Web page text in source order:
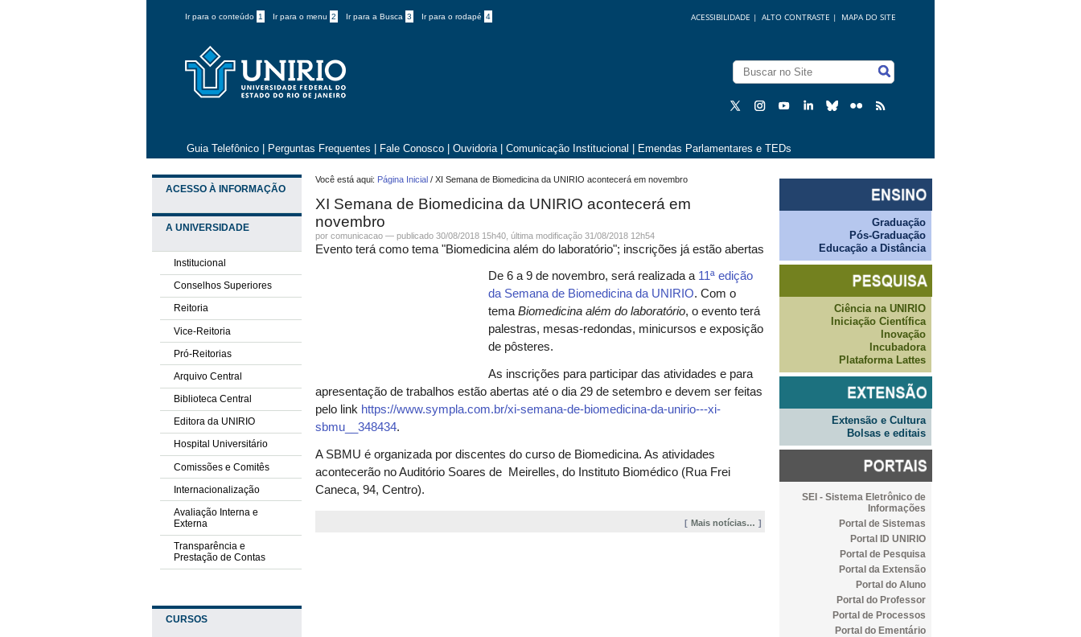
Ir para o conteúdo 1 Ir para o menu 2 Ir para a Busca 3 Ir para o rodapé 4 MAPA DO SITE
ALTO CONTRASTE |
ACESSIBILIDADE |
Guia Telefônico Perguntas Frequentes Fale Conosco Ouvidoria Comunicação Institucional Emendas Parlamentares e TEDs
ACESSO À INFORMAÇÃO
A UNIVERSIDADE
Institucional
Conselhos Superiores
Reitoria
Vice-Reitoria
Pró-Reitorias
Arquivo Central
Biblioteca Central
Editora da UNIRIO
Hospital Universitário
Comissões e Comitês
Internacionalização
Avaliação Interna e
Externa
Transparência e
Prestação de Contas
CURSOS
Você está aqui: Página Inicial /XI Semana de Biomedicina da UNIRIO acontecerá em novembro
XI Semana de Biomedicina da UNIRIO acontecerá em
novembro
por comunicacao —publicado 30/08/2018 15h40,última modificação 31/08/2018 12h54
Evento terá como tema "Biomedicina além do laboratório"; inscrições já estão abertas
De 6 a 9 de novembro, será realizada a 11ª edição
da Semana de Biomedicina da UNIRIO. Com o
temaBiomedicina além do laboratório, o evento terá
palestras, mesas-redondas, minicursos e exposição
de pôsteres.
As inscrições para participar das atividades e para
apresentação de trabalhos estão abertas até o dia 29 de setembro e devem ser feitas
pelo link https://www.sympla.com.br/xi-semana-de-biomedicina-da-unirio---xi-
sbmu__348434.
A SBMU é organizada por discentes do curso de Biomedicina. As atividades
acontecerão no Auditório Soares de Meirelles, do Instituto Biomédico (Rua Frei
Caneca, 94, Centro).
Mais notícias…
Graduação
Pós-Graduação
Educação a Distância
Ciência na UNIRIO
Iniciação Científica
Inovação
Incubadora
Plataforma Lattes
Extensão e Cultura
Bolsas e editais
SEI - Sistema Eletrônico de
Informações
Portal de Sistemas
Portal ID UNIRIO
Portal de Pesquisa
Portal da Extensão
Portal do Aluno
Portal do Professor
Portal de Processos
Portal do Ementário